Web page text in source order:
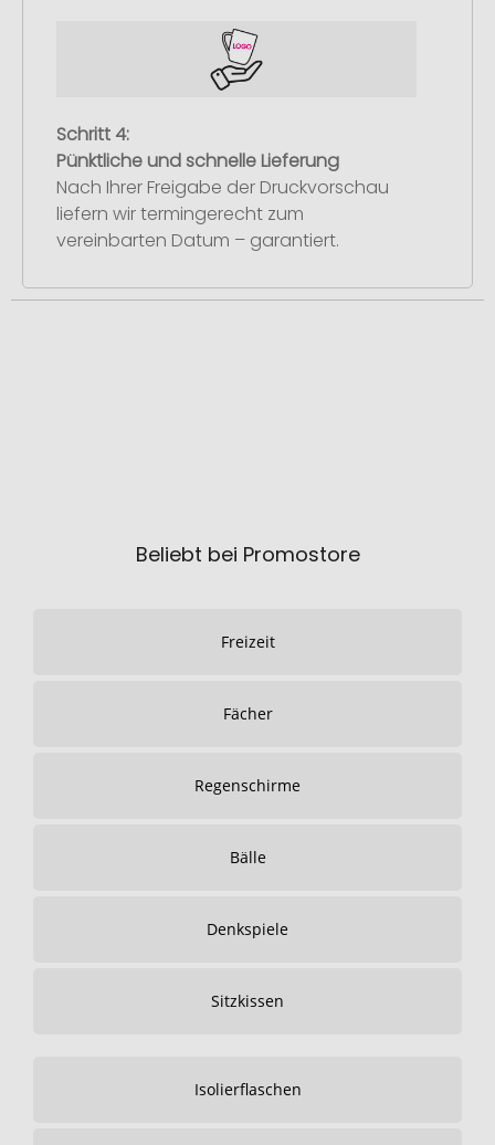
Schritt 4:
Pünktliche und schnelle Lieferung
Nach Ihrer Freigabe der Druckvorschau
liefern wir termingerecht zum
vereinbarten Datum – garantiert.
Beliebt bei Promostore
Freizeit
Fächer
Regenschirme
Bälle
Denkspiele
Sitzkissen
Isolierflaschen